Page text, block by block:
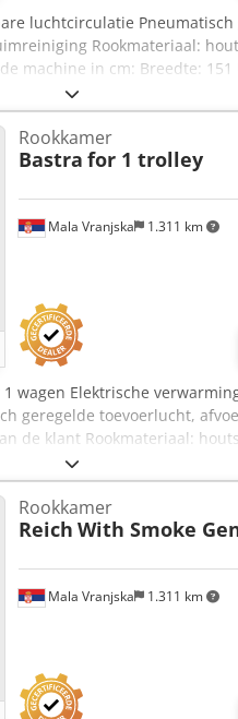
luchtcirculatie
Rookmateriaal:
machine in cm: Breedte: 151
Mala Vranjska 1.311 km
Rookkamer
Bastra for 1 trolley
wagen Elektrische
geregelde toevoerlucht,
de klant Rookmateriaal:
machine in cm : Breedte : 175
hoogte Prijs voor een
na vooruitbetaling
Mala Vranjska 1.311 km
Rookkamer
Reich With Smoke